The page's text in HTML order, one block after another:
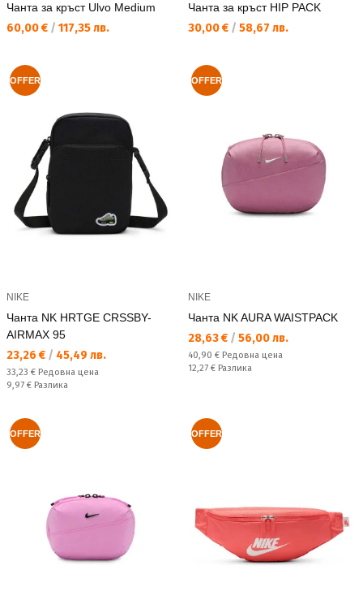
Чанта за кръст Ulvo Medium
Текуща цена:
60,00 € / 117,35 лв.
Чанта за кръст HIP PACK
Текуща цена:
30,00 € / 58,67 лв.
OFFER
NIKE
Чанта NK HRTGE CRSSBY-
AIRMAX 95
Текуща цена:
23,26 € / 45,49 лв.
Редовна цена:
33,23 € Редовна цена
Спестявате:
9,97 € Разлика
OFFER
NIKE
Чанта NK AURA WAISTPACK
Текуща цена:
28,63 € / 56,00 лв.
Редовна цена:
40,90 € Редовна цена
Спестявате:
12,27 € Разлика
OFFER OFFER